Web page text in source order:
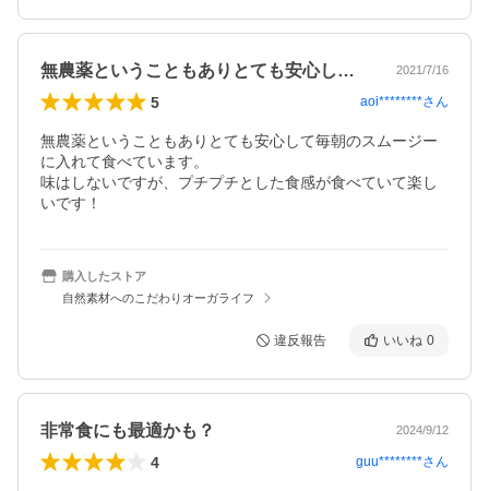
無農薬ということもありとても安心して毎… 2021/7/16
5 aoi********さん
無農薬ということもありとても安心して毎朝のスムージー
に入れて食べています。
味はしないですが、プチプチとした食感が食べていて楽し
いです！
購入したストア
自然素材へのこだわりオーガライフ
違反報告 いいね 0
非常食にも最適かも？ 2024/9/12
4 guu********さん